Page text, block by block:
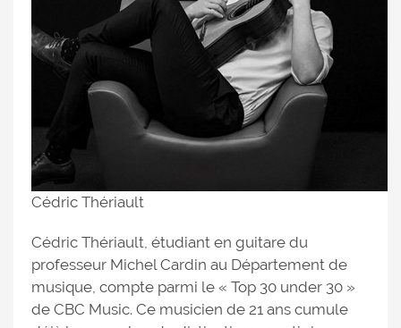
Cédric Thériault
Cédric Thériault, étudiant en guitare du
professeur Michel Cardin au Département de
musique, compte parmi le « Top 30 under 30 »
de CBC Music. Ce musicien de 21 ans cumule